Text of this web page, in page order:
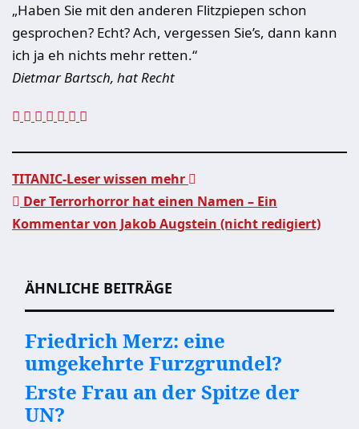
„Haben Sie mit den anderen Flitzpiepen schon
gesprochen? Echt? Ach, vergessen Sie’s, dann kann
ich ja eh nichts mehr retten.“
Dietmar Bartsch, hat Recht
Beitragsnavigation
TITANIC-Leser wissen mehr
Der Terrorhorror hat einen Namen – Ein
Kommentar von Jakob Augstein (nicht redigiert)
ÄHNLICHE BEITRÄGE
Friedrich Merz: eine
umgekehrte Furzgrundel?
Erste Frau an der Spitze der
UN?